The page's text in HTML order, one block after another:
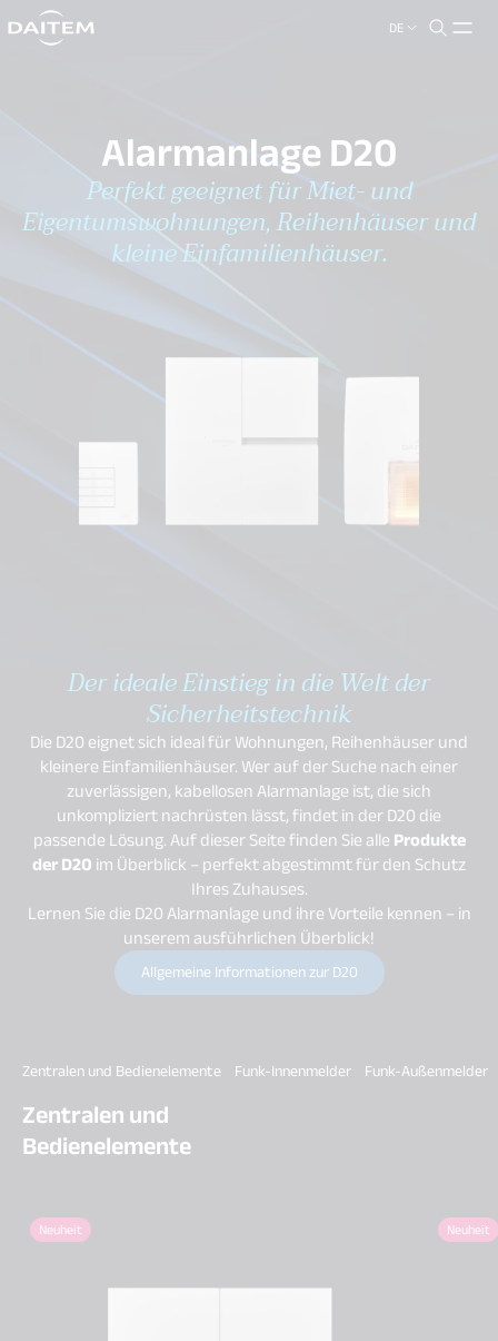
DE
search.label
Alarmanlage D20
Perfekt geeignet für Miet- und
Eigentumswohnungen, Reihenhäuser und
kleine Einfamilienhäuser.
Der ideale Einstieg in die Welt der
Sicherheitstechnik
Die D20 eignet sich ideal für Wohnungen, Reihenhäuser und
kleinere Einfamilienhäuser. Wer auf der Suche nach einer
zuverlässigen, kabellosen Alarmanlage ist, die sich
unkompliziert nachrüsten lässt, findet in der D20 die
passende Lösung. Auf dieser Seite finden Sie alleProdukte
der D20im Überblick – perfekt abgestimmt für den Schutz
Ihres Zuhauses.
Lernen Sie die D20 Alarmanlage und ihre Vorteile kennen – in
unserem ausführlichen Überblick!
A llgemeine Informationen zur D20
Zentralen und Bedienelemente Funk-Innenmelder Funk-Außenmelder
Zentralen und
Bedienelemente
Neuheit Neuheit